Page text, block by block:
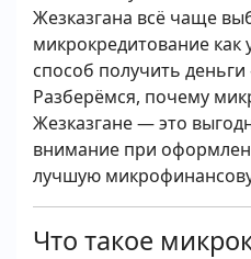
Жезказгана всё чаще
микрокредитование
способ получить деньги
Разберёмся, почему
Жезказгане — это
внимание при
лучшую
Что такое